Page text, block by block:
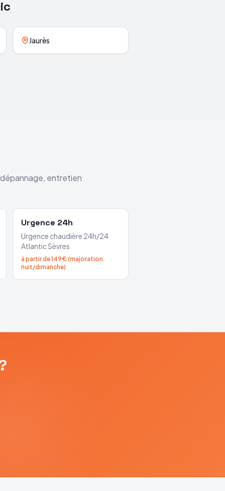
Jaurès
entretien
Urgence 24h
Urgence chaudière 24h/24
AtlanticSèvres
à partir de 149€ (majoration
nuit/dimanche)